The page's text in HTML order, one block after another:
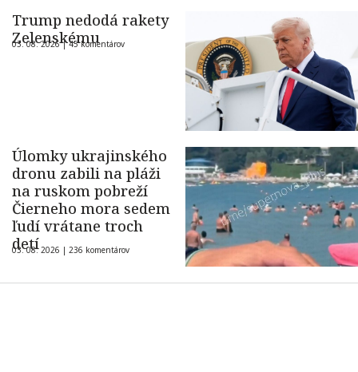
Trump nedodá rakety
Zelenskému
03. 08. 2026 |45 komentárov
Úlomky ukrajinského
dronu zabili na pláži
na ruskom pobreží
Čierneho mora sedem
ľudí vrátane troch
detí
03. 08. 2026 | 236 komentárov